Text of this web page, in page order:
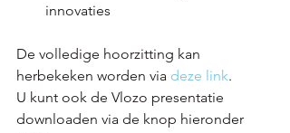
innovaties​
De volledige hoorzitting kan
herbekeken worden via deze link.
U kunt ook de Vlozo presentatie
downloaden via de knop hieronder